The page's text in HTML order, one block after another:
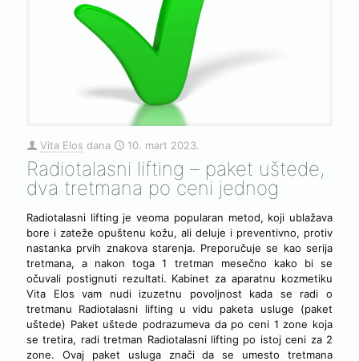
Vita Elos dana 10. mart 2023.
Radiotalasni lifting – paket uštede,
dva tretmana po ceni jednog
Radiotalasni lifting je veoma popularan metod, koji ublažava
bore i zateže opuštenu kožu, ali deluje i preventivno, protiv
nastanka prvih znakova starenja. Preporučuje se kao serija
tretmana, a nakon toga 1 tretman mesečno kako bi se
očuvali postignuti rezultati. Kabinet za aparatnu kozmetiku
Vita Elos vam nudi izuzetnu povoljnost kada se radi o
tretmanu Radiotalasni lifting u vidu paketa usluge (paket
uštede) Paket uštede podrazumeva da po ceni 1 zone koja
se tretira, radi tretman Radiotalasni lifting po istoj ceni za 2
zone. Ovaj paket usluga znači da se umesto tretmana